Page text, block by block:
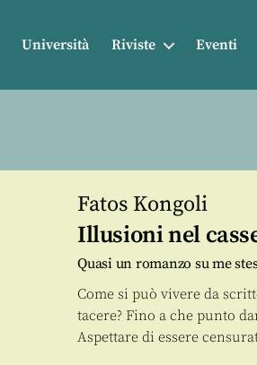
Università Riviste Eventi
Fatos Kongoli
Illusioni nel
Quasi un romanzo su me
Come si può vivere da
tacere? Fino a che punto
Aspettare di essere